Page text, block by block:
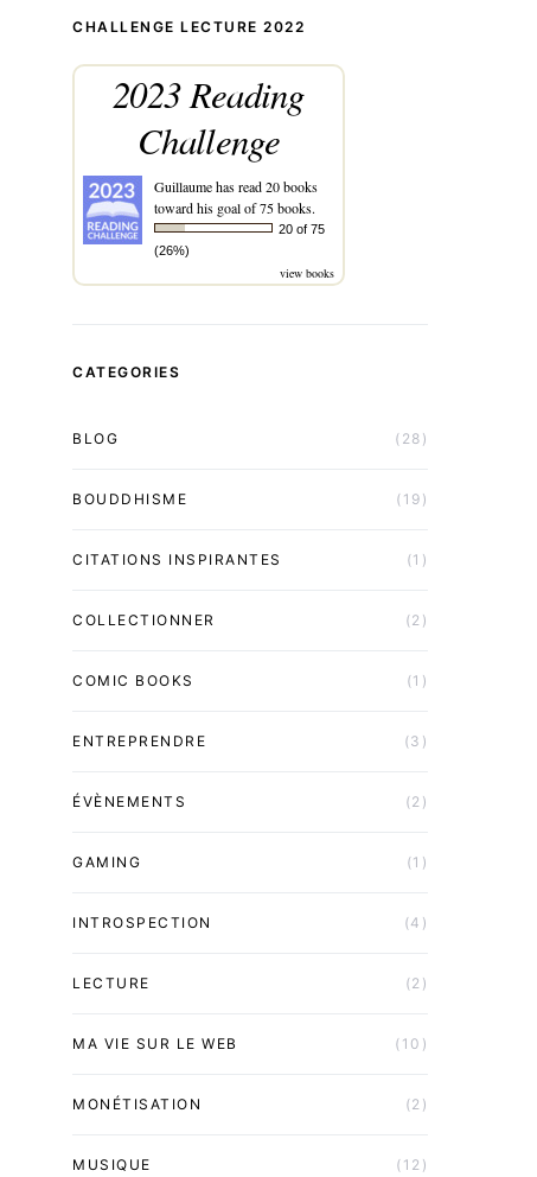
CHALLENGE LECTURE 2022
2023 Reading
Challenge
Guillaumehas read 20 books
toward his goal of 75 books.
20 of 75
(26%)
view books
CATEGORIES
BLOG (28)
BOUDDHISME (19)
CITATIONS INSPIRANTES (1)
COLLECTIONNER (2)
COMIC BOOKS (1)
ENTREPRENDRE (3)
ÉVÈNEMENTS (2)
GAMING (1)
INTROSPECTION (4)
LECTURE (2)
MA VIE SUR LE WEB (10)
MONÉTISATION (2)
MUSIQUE (12)